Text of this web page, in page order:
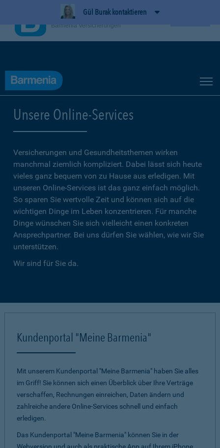
Gül Burak kontaktieren
Unsere Online-Services
Versicherungen und Gesundheitsthemen wirken
manchmal ziemlich kompliziert. Dabei lässt sich heute
vieles ganz bequem von zu Hause aus erledigen. Mit
unseren Online-Services ist das ganz einfach möglich.
So sparen Sie wertvolle Zeit und können sich auf die
wichtigen Dinge im Leben konzentrieren. Für manche
Dinge wünschen Sie sich vielleicht einen konkreten
Ansprechpartner. Bei uns dürfen Sie wählen, wie wir Sie
unterstützen.
Wir sind für Sie da.
Kundenportal "Meine Barmenia"
Mit unserem Kundenportal "Meine Barmenia" haben Sie alles
im Griff! Sie können sich einen Überblick über Ihre Verträge
verschaffen, Rechnungen einreichen, Daten ändern und
zahlreiche andere Online-Services schnell und einfach
erledigen.
Das Kundenportal "Meine Barmenia" können Sie in der
BarmeniaApp
Barmenia Versicherungen